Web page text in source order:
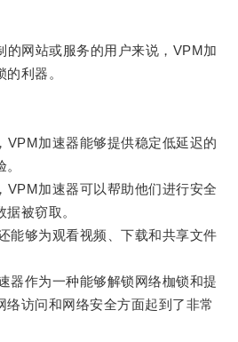
网站或服务的用户来说，VPM加
利器。
加速器能够提供稳定低延迟的
加速器可以帮助他们进行安全
被窃取。
够为观看视频、下载和共享文件
作为一种能够解锁网络枷锁和提
络访问和网络安全方面起到了非常